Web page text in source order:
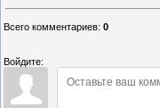
Всего комментариев: 0
Войдите: